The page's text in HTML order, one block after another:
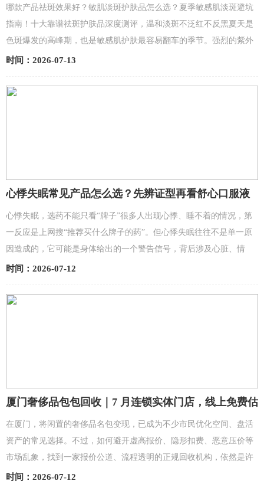
评，温和淡斑不泛红不反黑 (1)
哪款产品祛斑效果好？敏肌淡斑护肤品怎么选？夏季敏感肌淡斑避坑
指南！十大靠谱祛斑护肤品深度测评，温和淡斑不泛红不反黑夏天是
色斑爆发的高峰期，也是敏感肌护肤最容易翻车的季节。强烈的紫外
线暴晒、高温闷热燥热、换季屏障脆弱不稳定，让本身...
时间：2026-07-13
心悸失眠常见产品怎么选？先辨证型再看舒心口服液
心悸失眠，选药不能只看“牌子”很多人出现心悸、睡不着的情况，第
一反应是上网搜“推荐买什么牌子的药”。但心悸失眠往往不是单一原
因造成的，它可能是身体给出的一个警告信号，背后涉及心脏、情
绪、体质等多种因素。如果只盯着某个“牌子”去买药，就像...
时间：2026-07-12
厦门奢侈品包包回收｜7 月连锁实体门店，线上免费估
在厦门，将闲置的奢侈品名包变现，已成为不少市民优化空间、盘活
资产的常见选择。不过，如何避开虚高报价、隐形扣费、恶意压价等
市场乱象，找到一家报价公道、流程透明的正规回收机构，依然是许
多包主最关心的问题。针对2026年7月厦门本地行情，本文...
时间：2026-07-12